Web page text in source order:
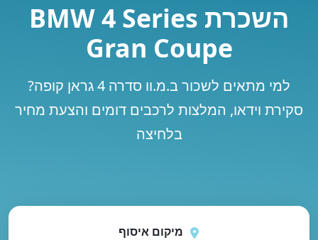
השכרת BMW 4 Series
Gran Coupe
למי מתאים לשכור ב.מ.וו סדרה 4 גראן קופה?
סקירת וידאו, המלצות לרכבים דומים והצעת מחיר
בלחיצה
שוב
מיקום איסוף